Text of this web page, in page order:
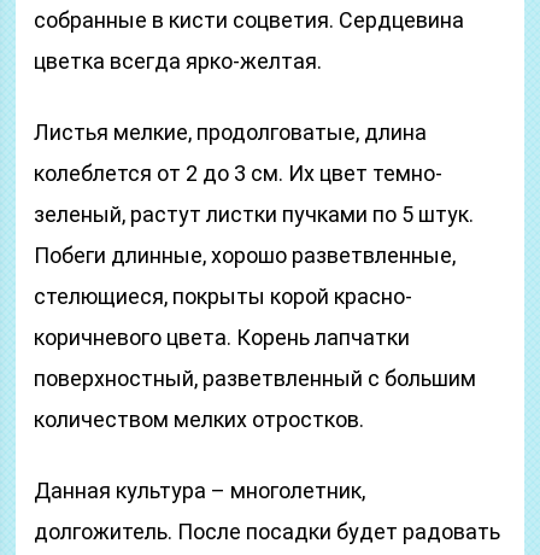
собранные в кисти соцветия. Сердцевина
цветка всегда ярко-желтая.
Листья мелкие, продолговатые, длина
колеблется от 2 до 3 см. Их цвет темно-
зеленый, растут листки пучками по 5 штук.
Побеги длинные, хорошо разветвленные,
стелющиеся, покрыты корой красно-
коричневого цвета. Корень лапчатки
поверхностный, разветвленный с большим
количеством мелких отростков.
Данная культура – многолетник,
долгожитель. После посадки будет радовать